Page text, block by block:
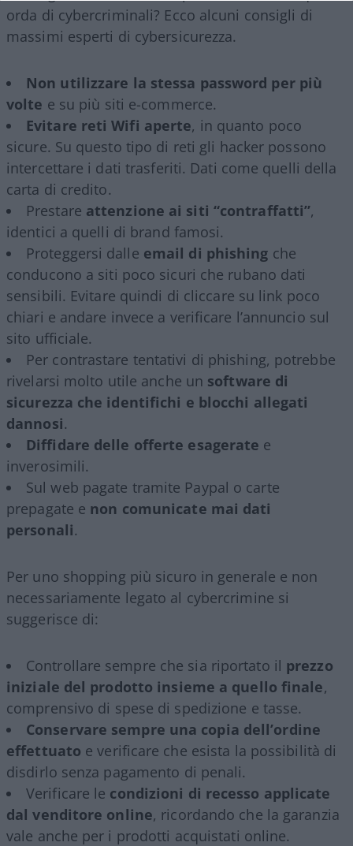
orda di cybercriminali? Ecco alcuni consigli di
massimi esperti di cybersicurezza.
Non utilizzare la stessa password per più
volte e su più siti e-commerce.
Evitare reti Wifi aperte, in quanto poco
sicure. Su questo tipo di reti gli hacker possono
intercettare i dati trasferiti. Dati come quelli della
carta di credito.
Prestare attenzione ai siti “contraffatti”,
identici a quelli di brand famosi.
Proteggersi dalle email di phishing che
conducono a siti poco sicuri che rubano dati
sensibili. Evitare quindi di cliccare su link poco
chiari e andare invece a verificare l’annuncio sul
sito ufficiale.
Per contrastare tentativi di phishing, potrebbe
rivelarsi molto utile anche un software di
sicurezza che identifichi e blocchi allegati
dannosi.
Diffidare delle offerte esagerate e
inverosimili.
Sul web pagate tramite Paypal o carte
prepagate e non comunicate mai dati
personali.
Per uno shopping più sicuro in generale e non
necessariamente legato al cybercrimine si
suggerisce di:
Controllare sempre che sia riportato il prezzo
iniziale del prodotto insieme a quello finale,
comprensivo di spese di spedizione e tasse.
Conservare sempre una copia dell’ordine
effettuato e verificare che esista la possibilità di
disdirlo senza pagamento di penali.
Verificare le condizioni di recesso applicate
dal venditore online, ricordando che la garanzia
vale anche per i prodotti acquistati online.